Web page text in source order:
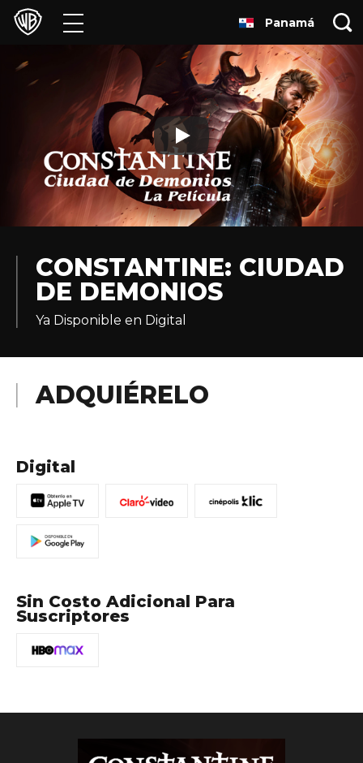
Películas
Juegos y Aplicaciones
Franquicias
Colecciones
Experiencias
Panamá
CONSTANTINE: CIUDAD
DE DEMONIOS
Ya Disponible en Digital
ADQUIÉRELO
Digital
Sin Costo Adicional Para
Suscriptores